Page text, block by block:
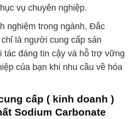
vụ chuyên nghiệp.
nghiệm trong ngành, Đắc
là người cung cấp sản
tác đáng tin cậy và hỗ trợ vững
của bạn khi nhu cầu về hóa
cấp ( kinh doanh )
Sodium Carbonate